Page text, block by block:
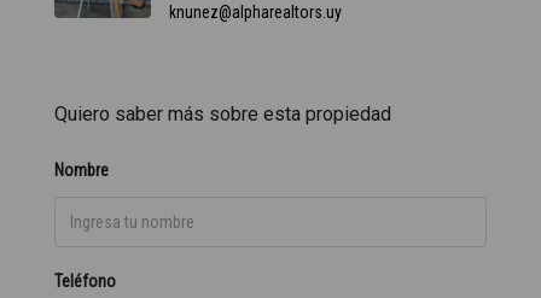
knunez@alpharealtors.uy
Quiero saber más sobre esta propiedad
Nombre
Teléfono